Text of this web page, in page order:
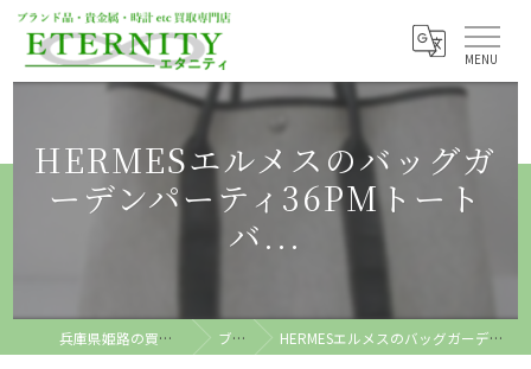
HERMESエルメスのバッグガ
ーデンパーティ36PMトート
バ...
兵庫県姫路の買取ならETERNITY ブログ HERMESエルメスのバッグガーデンパーティ36PMトートバ...